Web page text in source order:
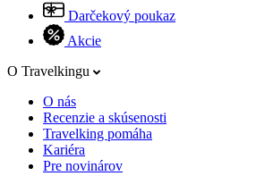
Darčekový poukaz
Akcie
O Travelkingu
O nás
Recenzie a skúsenosti
Travelking pomáha
Kariéra
Pre novinárov